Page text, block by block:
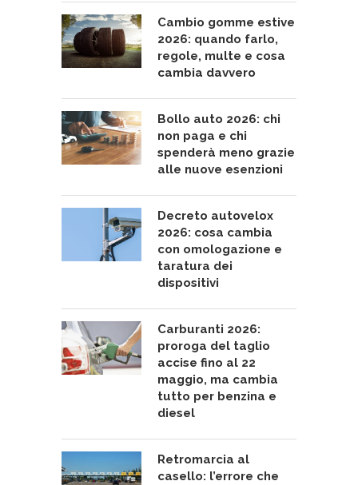
Cambio gomme estive
2026: quando farlo,
regole, multe e cosa
cambia davvero
Bollo auto 2026: chi
non paga e chi
spenderà meno grazie
alle nuove esenzioni
Decreto autovelox
2026: cosa cambia
con omologazione e
taratura dei
dispositivi
Carburanti 2026:
proroga del taglio
accise fino al 22
maggio, ma cambia
tutto per benzina e
diesel
Retromarcia al
casello: l’errore che